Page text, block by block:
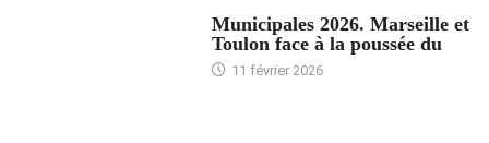
Municipales 2026. Marseille et
Toulon face à la poussée du
11 février 2026